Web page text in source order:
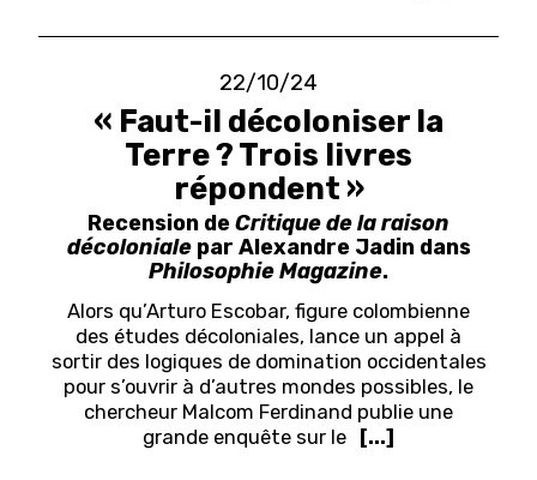
22/10/24
« Faut-il décoloniser la
Terre ? Trois livres
répondent »
Recension deCritique de la raison
décolonialepar Alexandre Jadin dans
Philosophie Magazine.
Alors qu’Arturo Escobar, figure colombienne
des études décoloniales, lance un appel à
sortir des logiques de domination occidentales
pour s’ouvrir à d’autres mondes possibles, le
chercheur Malcom Ferdinand publie une
grande enquête sur le
[...]